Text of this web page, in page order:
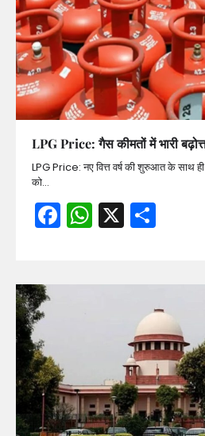
LPG Price: गैस कीमतों में भारी
LPG Price: नए वित्त वर्ष की शुरुआत के साथ
को…
Facebook
WhatsApp
X